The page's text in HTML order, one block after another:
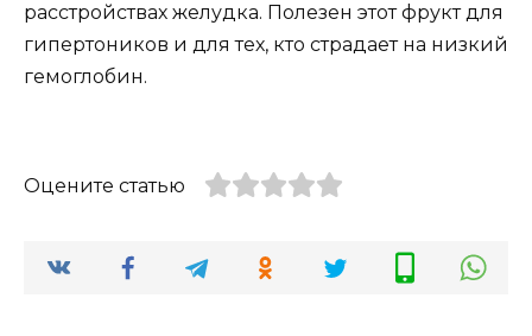
расстройствах желудка. Полезен этот фрукт для
гипертоников и для тех, кто страдает на низкий
гемоглобин.
Оцените статью